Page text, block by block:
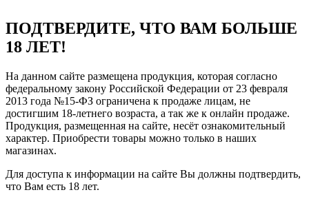
ПОДТВЕРДИТЕ, ЧТО ВАМ БОЛЬШЕ
18 ЛЕТ!
На данном сайте размещена продукция, которая согласно
федеральному закону Российской Федерации от 23 февраля
2013 года №15-ФЗ ограничена к продаже лицам, не
достигшим 18-летнего возраста, а так же к онлайн продаже.
Продукция, размещенная на сайте, несёт ознакомительный
характер. Приобрести товары можно только в наших
магазинах.
Для доступа к информации на сайте Вы должны подтвердить,
что Вам есть 18 лет.